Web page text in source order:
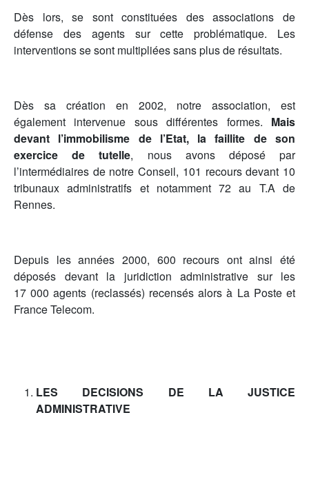
Dès lors, se sont constituées des associations de
défense des agents sur cette problématique. Les
interventions se sont multipliées sans plus de résultats.
Dès sa création en 2002, notre association, est
également intervenue sous différentes formes. Mais
devant l’immobilisme de l’Etat, la faillite de son
exercice de tutelle, nous avons déposé par
l’intermédiaires de notre Conseil, 101 recours devant 10
tribunaux administratifs et notamment 72 au T.A de
Rennes.
Depuis les années 2000, 600 recours ont ainsi été
déposés devant la juridiction administrative sur les
17 000 agents (reclassés) recensés alors à La Poste et
France Telecom.
LES DECISIONS DE LA JUSTICE
ADMINISTRATIVE